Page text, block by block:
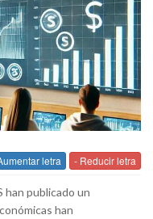
letra - Reducir letra
han publicado un
han